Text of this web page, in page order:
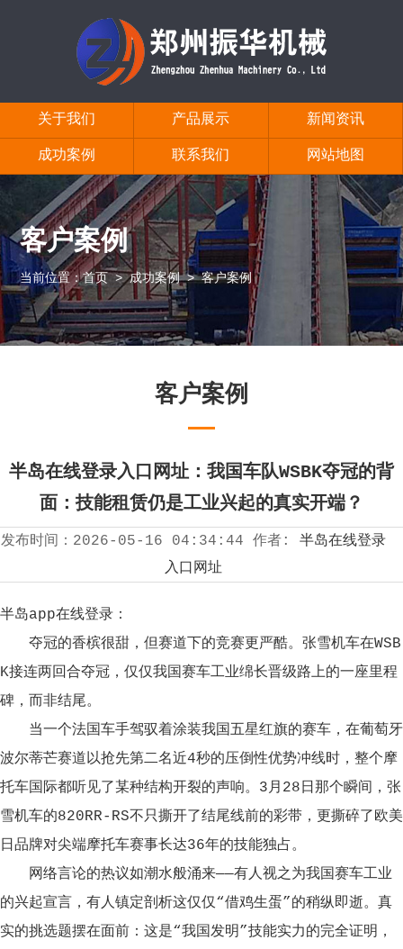
关于我们 产品展示 新闻资讯
成功案例 联系我们 网站地图
客户案例
当前位置：首页>成功案例>客户案例
客户案例
半岛在线登录入口网址：我国车队WSBK夺冠的背
面：技能租赁仍是工业兴起的真实开端？
发布时间： 2026-05-16 04:34:44 作者: 半岛在线登录
入口网址
半岛app在线登录：
夺冠的香槟很甜，但赛道下的竞赛更严酷。张雪机车在WSB
K接连两回合夺冠，仅仅我国赛车工业绵长晋级路上的一座里程
碑，而非结尾。
当一个法国车手驾驭着涂装我国五星红旗的赛车，在葡萄牙
波尔蒂芒赛道以抢先第二名近4秒的压倒性优势冲线时，整个摩
托车国际都听见了某种结构开裂的声响。3月28日那个瞬间，张
雪机车的820RR-RS不只撕开了结尾线前的彩带，更撕碎了欧美
日品牌对尖端摩托车赛事长达36年的技能独占。
网络言论的热议如潮水般涌来——有人视之为我国赛车工业
的兴起宣言，有人镇定剖析这仅仅“借鸡生蛋”的稍纵即逝。真
实的挑选题摆在面前：这是“我国发明”技能实力的完全证明，